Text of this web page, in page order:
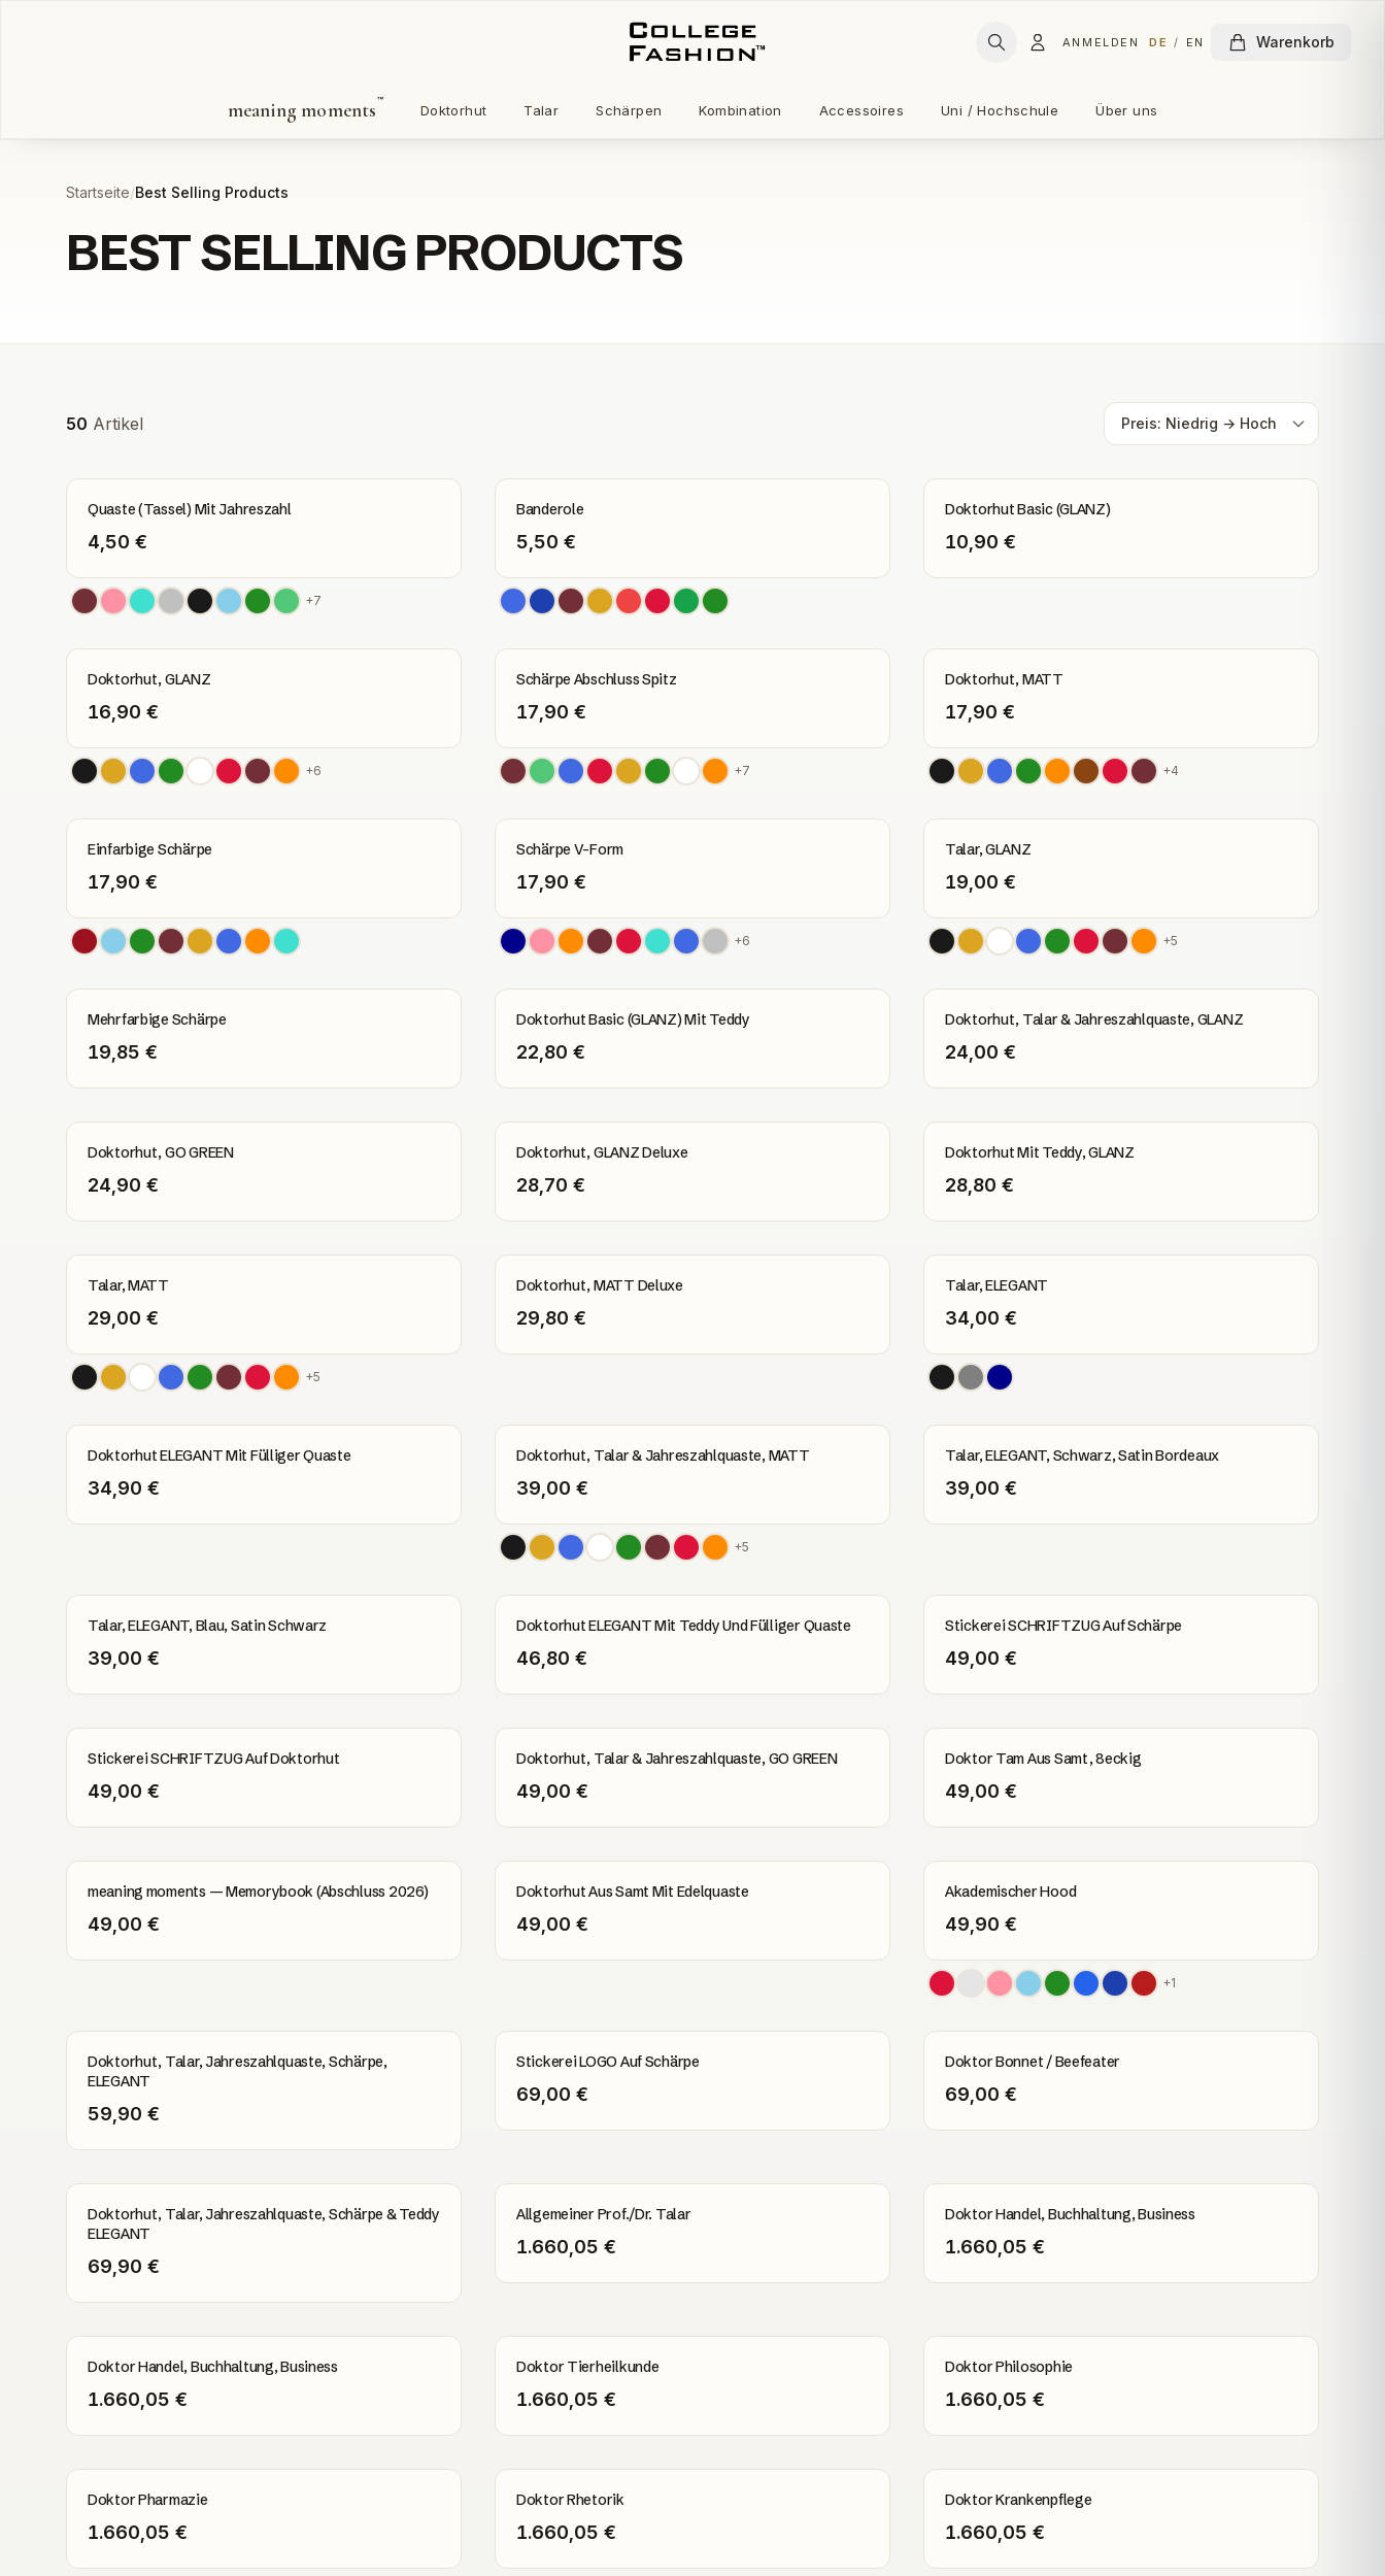
ANMELDEN DE / EN Warenkorb
meaning moments™
Doktorhut Talar Schärpen Kombination Accessoires Uni / Hochschule Über uns
Startseite/Best Selling Products
BEST SELLING PRODUCTS
Alle Produkte
50 Artikel
Quaste (Tassel) Mit Jahreszahl
4,50 €
+7
Banderole
5,50 €
Doktorhut Basic (GLANZ)
10,90 €
Doktorhut, GLANZ
16,90 €
+6
Schärpe Abschluss Spitz
17,90 €
+7
Doktorhut, MATT
17,90 €
+4
Einfarbige Schärpe
17,90 €
Schärpe V-Form
17,90 €
+6
Talar, GLANZ
19,00 €
+5
Mehrfarbige Schärpe
19,85 €
Doktorhut Basic (GLANZ) Mit Teddy
22,80 €
Doktorhut, Talar & Jahreszahlquaste, GLANZ
24,00 €
Doktorhut, GO GREEN
24,90 €
Doktorhut, GLANZ Deluxe
28,70 €
Doktorhut Mit Teddy, GLANZ
28,80 €
Talar, MATT
29,00 €
+5
Doktorhut, MATT Deluxe
29,80 €
Talar, ELEGANT
34,00 €
Doktorhut ELEGANT Mit Fülliger Quaste
34,90 €
Doktorhut, Talar & Jahreszahlquaste, MATT
39,00 €
+5
Talar, ELEGANT, Schwarz, Satin Bordeaux
39,00 €
Talar, ELEGANT, Blau, Satin Schwarz
39,00 €
Doktorhut ELEGANT Mit Teddy Und Fülliger Quaste
46,80 €
Stickerei SCHRIFTZUG Auf Schärpe
49,00 €
Stickerei SCHRIFTZUG Auf Doktorhut
49,00 €
Doktorhut, Talar & Jahreszahlquaste, GO GREEN
49,00 €
Doktor Tam Aus Samt, 8eckig
49,00 €
meaning moments — Memorybook (Abschluss 2026)
49,00 €
Doktorhut Aus Samt Mit Edelquaste
49,00 €
Akademischer Hood
49,90 €
+1
Doktorhut, Talar, Jahreszahlquaste, Schärpe,
ELEGANT
59,90 €
Stickerei LOGO Auf Schärpe
69,00 €
Doktor Bonnet / Beefeater
69,00 €
Doktorhut, Talar, Jahreszahlquaste, Schärpe & Teddy
ELEGANT
69,90 €
Allgemeiner Prof./Dr. Talar
1.660,05 €
Doktor Handel, Buchhaltung, Business
1.660,05 €
Doktor Handel, Buchhaltung, Business
1.660,05 €
Doktor Tierheilkunde
1.660,05 €
Doktor Philosophie
1.660,05 €
Doktor Pharmazie
1.660,05 €
Doktor Rhetorik
1.660,05 €
Doktor Krankenpflege
1.660,05 €